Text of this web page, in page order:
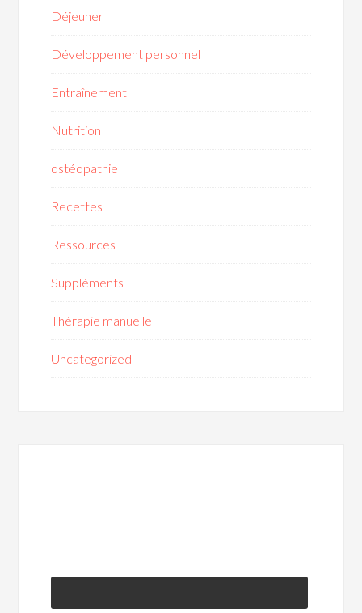
Déjeuner
Développement personnel
Entraînement
Nutrition
ostéopathie
Recettes
Ressources
Suppléments
Thérapie manuelle
Uncategorized